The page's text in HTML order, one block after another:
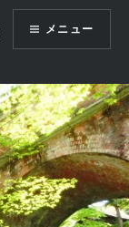
メニュー